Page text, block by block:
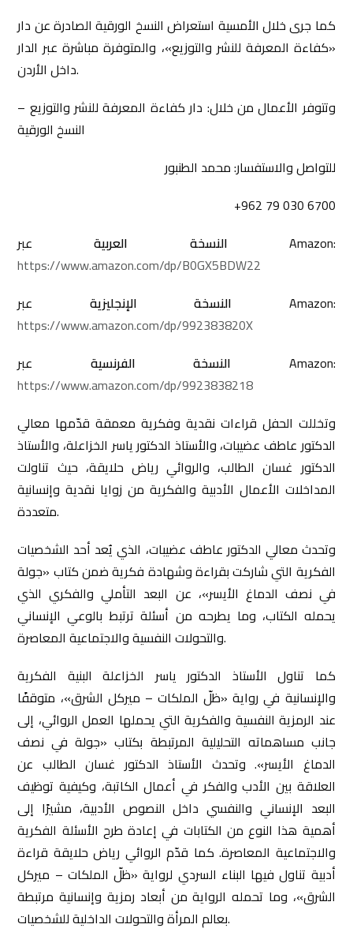
كما جرى خلال الأمسية استعراض النسخ الورقية الصادرة عن دار
«كفاءة المعرفة للنشر والتوزيع»، والمتوفرة مباشرة عبر الدار
داخل الأردن.
وتتوفر الأعمال من خلال: دار كفاءة المعرفة للنشر والتوزيع –
النسخ الورقية
للتواصل والاستفسار: محمد الطنبور
+962 79 030 6700
النسخة العربية عبر Amazon:
https://www.amazon.com/dp/B0GX5BDW22
النسخة الإنجليزية عبر Amazon:
https://www.amazon.com/dp/992383820X
النسخة الفرنسية عبر Amazon:
https://www.amazon.com/dp/9923838218
وتخللت الحفل قراءات نقدية وفكرية معمقة قدّمها معالي
الدكتور عاطف عضيبات، والأستاذ الدكتور ياسر الخزاعلة، والأستاذ
الدكتور غسان الطالب، والروائي رياض حلايقة، حيث تناولت
المداخلات الأعمال الأدبية والفكرية من زوايا نقدية وإنسانية
متعددة.
وتحدث معالي الدكتور عاطف عضيبات، الذي يُعد أحد الشخصيات
الفكرية التي شاركت بقراءة وشهادة فكرية ضمن كتاب «جولة
في نصف الدماغ الأيسر»، عن البعد التأملي والفكري الذي
يحمله الكتاب، وما يطرحه من أسئلة ترتبط بالوعي الإنساني
والتحولات النفسية والاجتماعية المعاصرة.
كما تناول الأستاذ الدكتور ياسر الخزاعلة البنية الفكرية
والإنسانية في رواية «ظلّ الملكات – ميركل الشرق»، متوقفًا
عند الرمزية النفسية والفكرية التي يحملها العمل الروائي، إلى
جانب مساهماته التحليلية المرتبطة بكتاب «جولة في نصف
الدماغ الأيسر». وتحدث الأستاذ الدكتور غسان الطالب عن
العلاقة بين الأدب والفكر في أعمال الكاتبة، وكيفية توظيف
البعد الإنساني والنفسي داخل النصوص الأدبية، مشيرًا إلى
أهمية هذا النوع من الكتابات في إعادة طرح الأسئلة الفكرية
والاجتماعية المعاصرة. كما قدّم الروائي رياض حلايقة قراءة
أدبية تناول فيها البناء السردي لرواية «ظلّ الملكات – ميركل
الشرق»، وما تحمله الرواية من أبعاد رمزية وإنسانية مرتبطة
بعالم المرأة والتحولات الداخلية للشخصيات.